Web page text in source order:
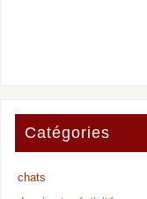
Catégories
chats